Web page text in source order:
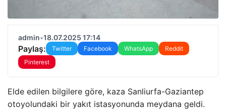
admin•18.07.2025 17:14
Paylaş: Twitter Facebook WhatsApp
Reddit
Pinterest
Elde edilen bilgilere göre, kaza Sanliurfa-Gaziantep
otoyolundaki bir yakıt istasyonunda meydana geldi.